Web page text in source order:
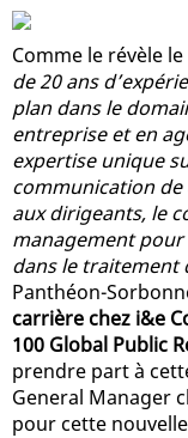
Comme le révèle
de 20 ans
plan dans le
entreprise et en
expertise unique
communication de
aux dirigeants, le
management pour
dans le traitement
Panthéon-
carrière chez i&e
100 Global Public
prendre part à
General Manager
pour cette